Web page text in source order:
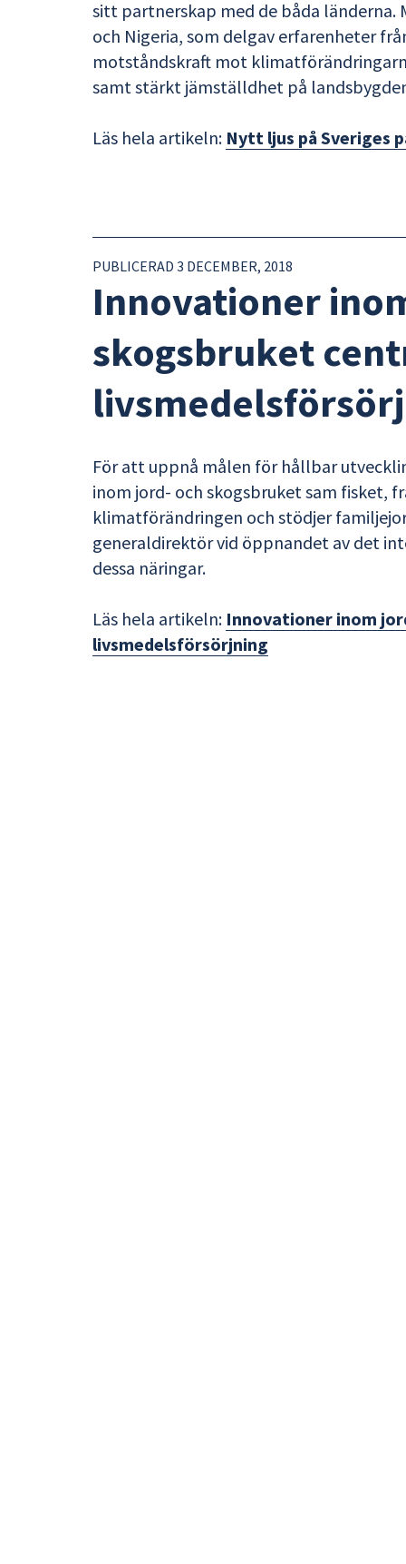
sitt partnerskap med de båda
och Nigeria, som delgav erfarenheter
motståndskraft mot
samt stärkt jämställdhet på
Läs hela artikeln: Nytt ljus på Sveriges
PUBLICERAD 3 DECEMBER, 2018
Innovationer
skogsbruket
För att uppnå målen för hållbar
inom jord- och skogsbruket sam fisket,
klimatförändringen och stödjer
generaldirektör vid öppnandet av det
dessa näringar.
Läs hela artikeln: Innovationer inom
livsmedelsförsörjning